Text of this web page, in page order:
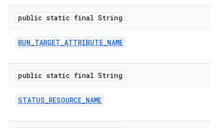
public static final String
RUN_TARGET_ATTRIBUTE_NAME
public static final String
STATUS_RESOURCE_NAME